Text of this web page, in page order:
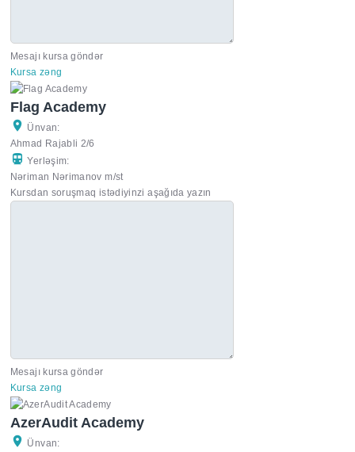
Mesajı kursa göndər
Kursa zəng
Flag Academy
Ünvan:
Ahmad Rajabli 2/6
Yerləşim:
Nəriman Nərimanov m/st
Kursdan soruşmaq istədiyinzi aşağıda yazın
Mesajı kursa göndər
Kursa zəng
AzerAudit Academy
Ünvan: